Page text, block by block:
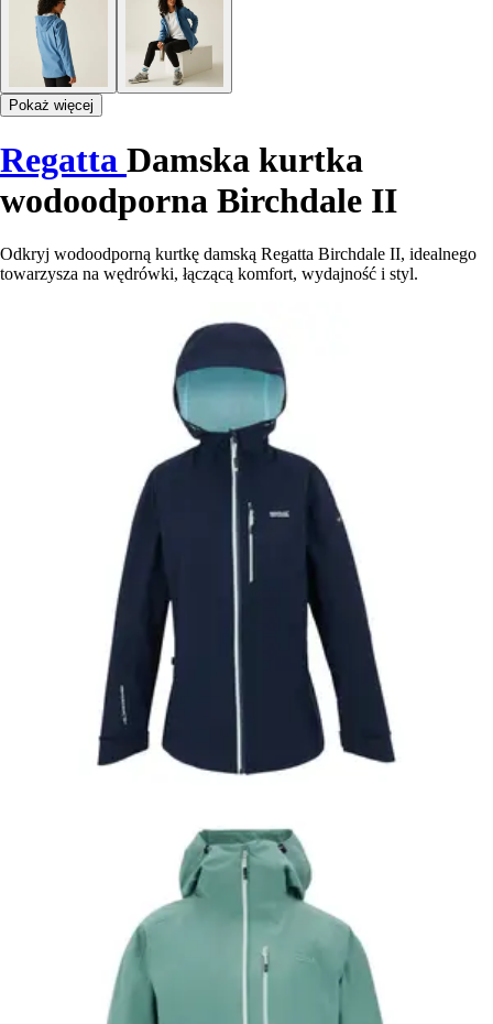
Pokaż więcej
Regatta Damska kurtka
wodoodporna Birchdale II
Odkryj wodoodporną kurtkę damską Regatta Birchdale II, idealnego
towarzysza na wędrówki, łączącą komfort, wydajność i styl.